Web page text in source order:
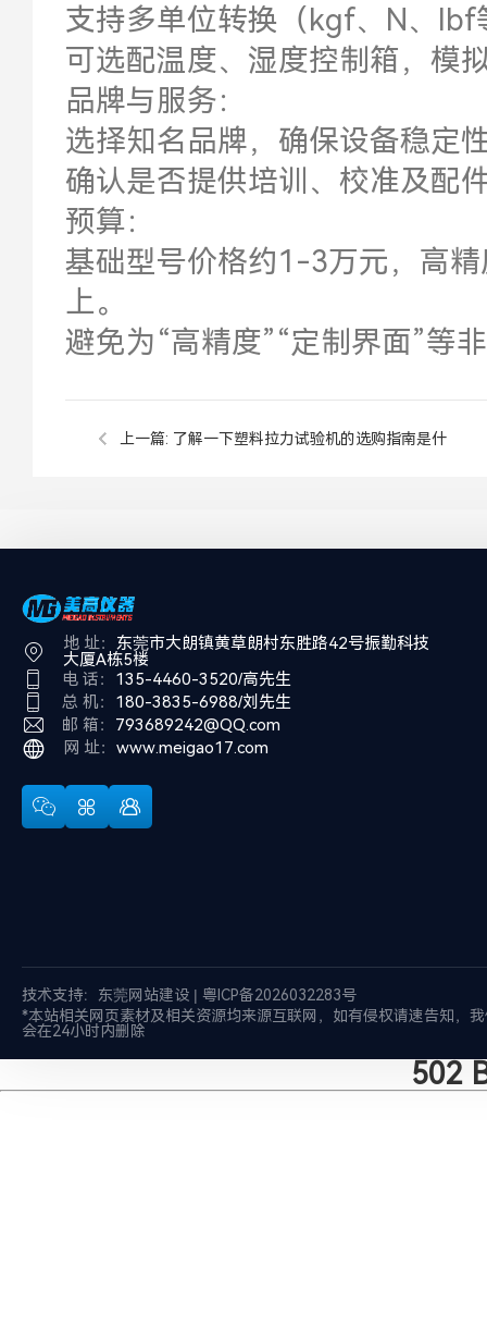
支持多单位转换（kgf、N、
可选配温度、湿度控制箱，模
品牌与服务：
选择知名品牌，确保设备稳定
确认是否提供培训、校准及配
预算：
基础型号价格约1-3万元，高
上。
避免为“高精度”“定制界面”等
上一篇: 了解一下塑料拉力试验机的选购指南是什
地 址： 东莞市大朗镇黄草朗村东胜路42号振勤科技
大厦A栋5楼
电 话： 135-4460-3520/高先生
总 机： 180-3835-6988/刘先生
邮 箱： 793689242@QQ.com
网 址： www.meigao17.com
技术支持： 东莞网站建设| 粤ICP备2026032283号
*本站相关网页素材及相关资源均来源互联网，如有侵权请速告知，
会在24小时内删除
502